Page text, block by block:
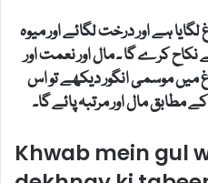
ہے اور درخت لگائے اور میوہ
کرے گا ۔ مال اور نعمت اور
میں موسمی انگور دیکھے تو اس
مال اور مرتبہ پائے گا۔
Khwab mein gul